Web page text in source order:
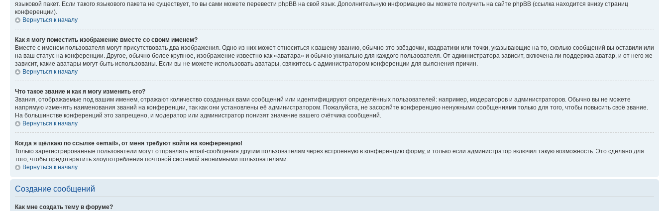
языковой пакет. Если такого языкового пакета не существует, то вы сами можете перевести phpBB на свой язык. Дополнительную информацию вы можете получить на сайте phpBB (ссылка находится внизу страниц
конференции).
Вернуться к началу
Как я могу поместить изображение вместе со своим именем?
Вместе с именем пользователя могут присутствовать два изображения. Одно из них может относиться к вашему званию, обычно это звёздочки, квадратики или точки, указывающие на то, сколько сообщений вы оставили или
на ваш статус на конференции. Другое, обычно более крупное, изображение известно как «аватара» и обычно уникально для каждого пользователя. От администратора зависит, включена ли поддержка аватар, и от него же
зависит, какие аватары могут быть использованы. Если вы не можете использовать аватары, свяжитесь с администратором конференции для выяснения причин.
Вернуться к началу
Что такое звание и как я могу изменить его?
Звания, отображаемые под вашим именем, отражают количество созданных вами сообщений или идентифицируют определённых пользователей: например, модераторов и администраторов. Обычно вы не можете
напрямую изменять наименования званий на конференции, так как они установлены её администратором. Пожалуйста, не засоряйте конференцию ненужными сообщениями только для того, чтобы повысить своё звание.
На большинстве конференций это запрещено, и модератор или администратор понизят значение вашего счётчика сообщений.
Вернуться к началу
Когда я щёлкаю по ссылке «email», от меня требуют войти на конференцию!
Только зарегистрированные пользователи могут отправлять email-сообщения другим пользователям через встроенную в конференцию форму, и только если администратор включил такую возможность. Это сделано для
того, чтобы предотвратить злоупотребления почтовой системой анонимными пользователями.
Вернуться к началу
Создание сообщений
Как мне создать тему в форуме?